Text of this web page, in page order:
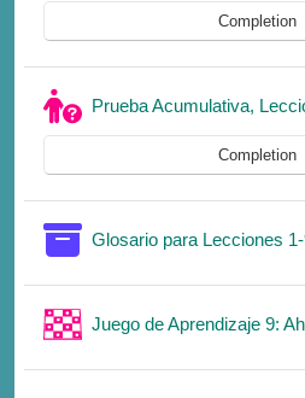
Completion
Prueba Acumulativa,
Completion
Glosario para Lecciones
Juego de Aprendizaje 9: